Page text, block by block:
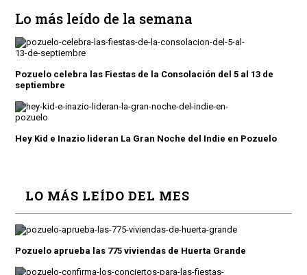
Lo más leído de la semana
Pozuelo celebra las Fiestas de la Consolación del 5 al 13 de
septiembre
Hey Kid e Inazio lideran La Gran Noche del Indie en Pozuelo
LO MÁS LEÍDO DEL MES
Pozuelo aprueba las 775 viviendas de Huerta Grande